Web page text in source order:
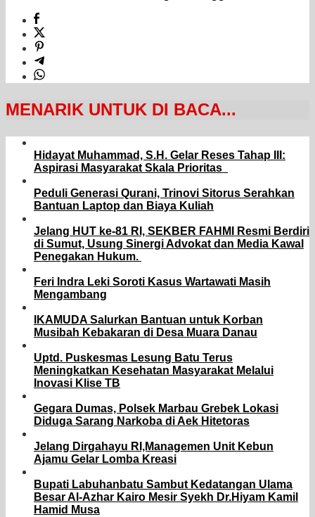
MENARIK UNTUK DI BACA...
Hidayat Muhammad, S.H. Gelar Reses Tahap III:
Aspirasi Masyarakat Skala Prioritas
Peduli Generasi Qurani, Trinovi Sitorus Serahkan
Bantuan Laptop dan Biaya Kuliah
Jelang HUT ke-81 RI, SEKBER FAHMI Resmi Berdiri
di Sumut, Usung Sinergi Advokat dan Media Kawal
Penegakan Hukum.
Feri Indra Leki Soroti Kasus Wartawati Masih
Mengambang
IKAMUDA Salurkan Bantuan untuk Korban
Musibah Kebakaran di Desa Muara Danau
Uptd. Puskesmas Lesung Batu Terus
Meningkatkan Kesehatan Masyarakat Melalui
Inovasi Klise TB
Gegara Dumas, Polsek Marbau Grebek Lokasi
Diduga Sarang Narkoba di Aek Hitetoras
Jelang Dirgahayu RI,Managemen Unit Kebun
Ajamu Gelar Lomba Kreasi
Bupati Labuhanbatu Sambut Kedatangan Ulama
Besar Al-Azhar Kairo Mesir Syekh Dr.Hiyam Kamil
Hamid Musa